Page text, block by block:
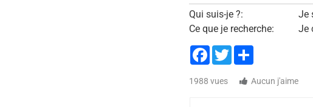
Qui suis-je ?:
Je
Ce que je recherche:
Je
Facebook
TwitterShare
1988 vues Aucun j'aime